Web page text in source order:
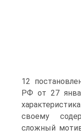
12
РФ от 27
своему
сложный